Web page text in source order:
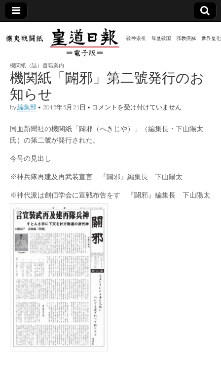
皇道
日報
（防
共新
聞）
電子
版
敬神
尊皇
｜昭
和八
年創
刊
皇道
実
攘夷
戦闘
紙
機関紙（誌）書籍案内
機関紙「闢邪」第二號発行のお
知らせ
by編集部 • 2015年5月21日 • 機
「闢
邪」
第
お
ら
せ
は
コメントを受け付けていません
同血新聞社の機関紙「闢邪（へきじや）」（編集長・下山陽太
氏）の第二號が発行された。
今号の見出し
※神兵隊再建及再武装宣言 『闢邪』編集長 下山陽太
※神代派は創価学会に宣戦布告をす 『闢邪』編集長 下山陽太